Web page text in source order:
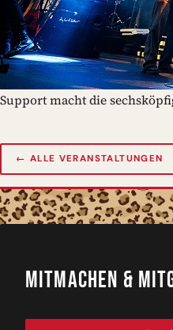
Support macht die
← ALLE VERANSTALTUNGEN
MITMACHEN &